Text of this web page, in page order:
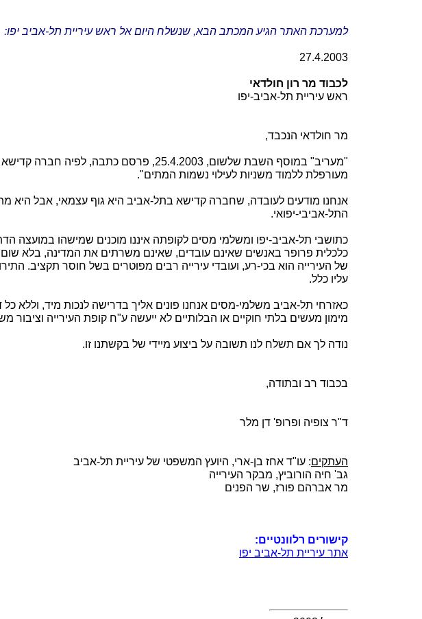
למערכת האתר הגיע המכתב הבא, שנשלח היום אל ראש עיריית תל-אביב יפו:
27.4.2003
לכבוד מר רון חולדאי
ראש עיריית תל-אביב-יפו
מר חולדאי הנכבד,
מעורפלת ללמוד משניות לעילוי נשמות המתים".
אנחנו מודעים לעובדה, שחברה קדישא בתל-אביב היא גוף עצמאי, אבל היא
התל-אביבי-יפואי.
כתושבי תל-אביב-יפו ומשלמי מסים לקופתה איננו מוכנים שמישהו במועצה
כלכלית פרופר באנשים שאינם עובדים, שאינם משרתים את המדינה, בלא שום
של העירייה הוא בכי-רע, ועובדי עירייה רבים מפוטרים בשל חוסר תקציב.
עליו כלל.
כאזרחי תל-אביב משלמי-מסים אנחנו פונים אליך בדרישה לנכות מיד, וללא
מימון מעשים בלתי חוקיים או הבלותיים לא ייעשה ע"ח קופת העירייה וציבור
נודה לך אם תשלח לנו תשובה על ביצוע מיידי של בקשתנו זו.
בכבוד רב ובתודה,
ד"ר צופיה ופרופ' דן מלר
העתקים: עו"ד אחז בן-ארי, היועץ המשפטי של עיריית תל-אביב
גב' חיה הורוביץ, מבקר העירייה
מר אברהם פורז, שר הפנים
קישורים רלוונטיים:
אתר עיריית תל-אביב יפו